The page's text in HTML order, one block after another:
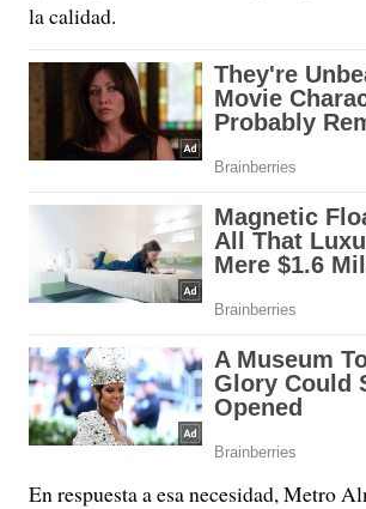
la calidad.
En respuesta a esa necesidad, Metro